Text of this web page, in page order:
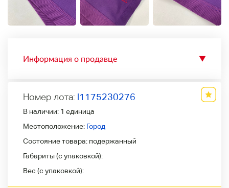
Информация о продавце ▼
Номер лота: l1175230276
В наличии: 1 единица
Местоположение: Город
Состояние товара: подержанный
Габариты (с упаковкой):
Вес (с упаковкой):